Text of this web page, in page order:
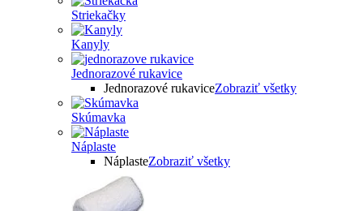
Striekačky
Kanyly
Jednorazové rukavice
Jednorazové rukaviceZobraziť všetky
Skúmavka
Náplaste
NáplasteZobraziť všetky